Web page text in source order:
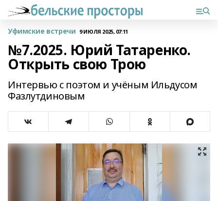
Уфимские встречи 9 ИЮЛЯ 2025, 07:11
№7.2025. Юрий Татаренко.
Открыть свою Трою
Интервью с поэтом и учёным Ильдусом
Фазлутдиновым